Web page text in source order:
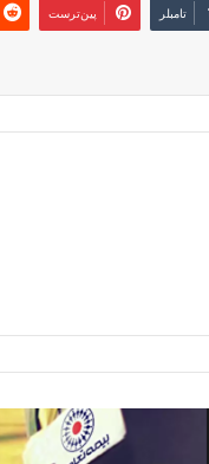
‫تامبلر ‫پین‌ترست